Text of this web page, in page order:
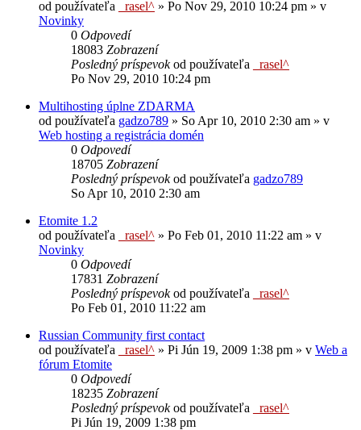
od používateľa
_rasel^ » Po Nov 29, 2010 10:24 pm » v
Novinky
0 Odpovedí
18083 Zobrazení
Posledný príspevokod používateľa
_rasel^
Po Nov 29, 2010 10:24 pm
Multihosting úplne ZDARMA
od používateľa gadzo789 » So Apr 10, 2010 2:30 am » v
Web hosting a registrácia domén
0 Odpovedí
18705 Zobrazení
Posledný príspevokod používateľa gadzo789
So Apr 10, 2010 2:30 am
Etomite 1.2
od používateľa
_rasel^ » Po Feb 01, 2010 11:22 am » v
Novinky
0 Odpovedí
17831 Zobrazení
Posledný príspevokod používateľa
_rasel^
Po Feb 01, 2010 11:22 am
Russian Community first contact
od používateľa
_rasel^ » Pi Jún 19, 2009 1:38 pm » v Web a
fórum Etomite
0 Odpovedí
18235 Zobrazení
Posledný príspevokod používateľa
_rasel^
Pi Jún 19, 2009 1:38 pm